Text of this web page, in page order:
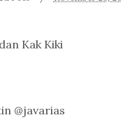
Kak Kiki
@javarias